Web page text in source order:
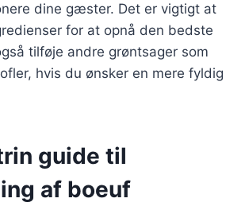
dine gæster. Det er vigtigt at
for at opnå den bedste
tilføje andre grøntsager som
hvis du ønsker en mere fyldig
guide til
af boeuf